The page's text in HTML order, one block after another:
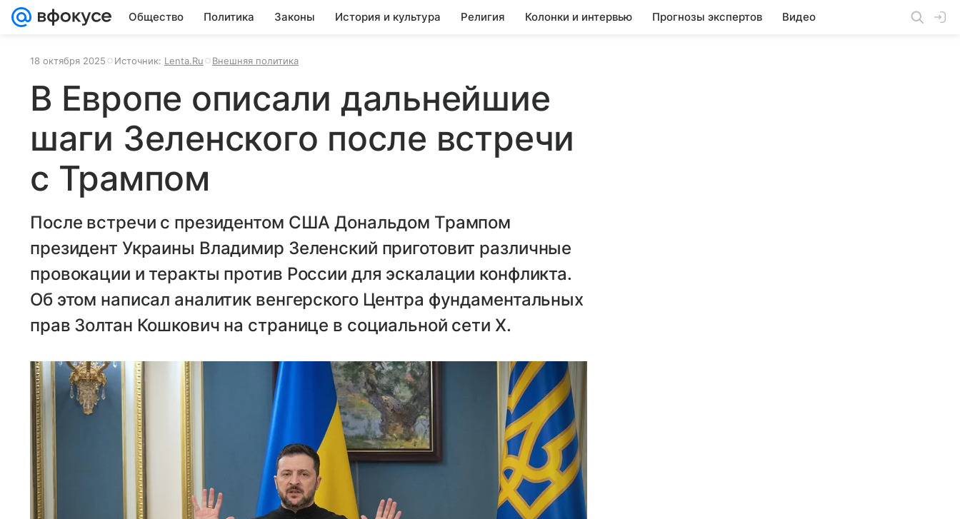
Общество Политика Законы История и культура Религия Колонки и интервью Прогнозы экспертов Видео
18 октября 2025 Источник: Lenta.Ru Внешняя политика
В Европе описали дальнейшие
шаги Зеленского после встречи
с Трампом
После встречи с президентом США Дональдом Трампом
президент Украины Владимир Зеленский приготовит различные
провокации и теракты против России для эскалации конфликта.
Об этом написал аналитик венгерского Центра фундаментальных
прав Золтан Кошкович на странице в социальной сети X.